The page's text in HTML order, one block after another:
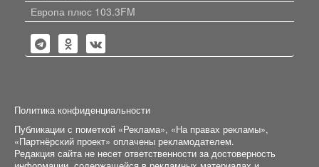
Европа плюс 103.3FM
Политика конфиденциальности
Публикации с пометкой «Реклама», «На правах рекламы»,
«Партнёрский проект» оплачены рекламодателем.
Редакция сайта не несет ответственности за достоверность